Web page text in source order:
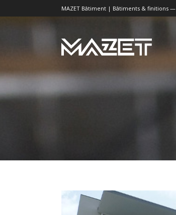
MAZET Bâtiment | Bâtiments & finitions —